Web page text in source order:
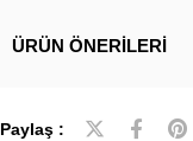
ÜRÜN ÖNERILERI
Paylaş :